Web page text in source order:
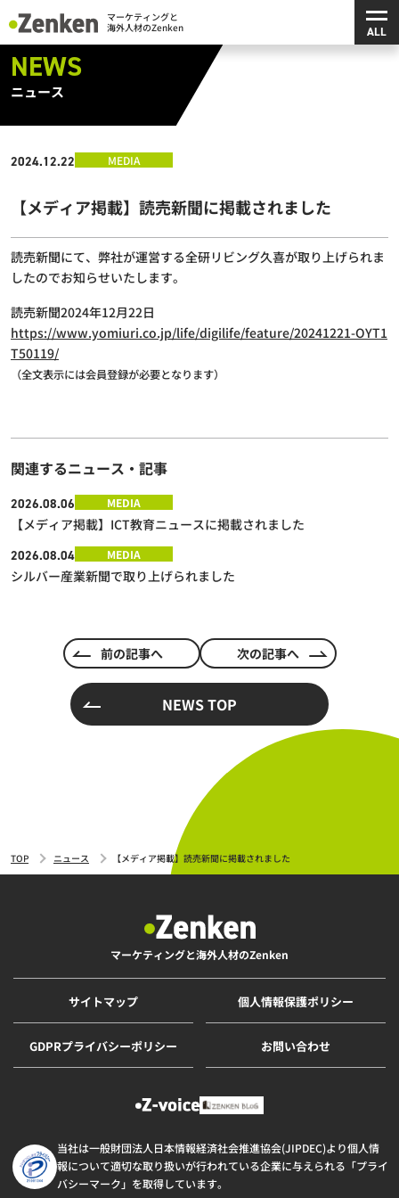
マーケティングと海外人材のZenken
メ
NEWS
ニュース
2024.12.22 MEDIA
【メディア掲載】読売新聞に掲載されました
読売新聞にて、弊社が運営する全研リビング久喜が取り上げられま
したのでお知らせいたします。
読売新聞2024年12月22日
https://www.yomiuri.co.jp/life/digilife/feature/20241221-OYT1
T50119/
（全文表示には会員登録が必要となります）
関連するニュース・記事
2026.08.06 MEDIA
【メディア掲載】ICT教育ニュースに掲載されました
2026.08.04 MEDIA
シルバー産業新聞で取り上げられました
前の記事へ 次の記事へ
NEWS TOP
TOP ニュース 【メディア掲載】読売新聞に掲載されました
マーケティングと海外人材のZenken
サイトマップ 個人情報保護ポリシー
GDPRプライバシーポリシー お問い合わせ
当社は一般財団法人日本情報経済社会推進協会(JIPDEC)より個人情
報について適切な取り扱いが行われている企業に与えられる「プライ
バシーマーク」を取得しています。